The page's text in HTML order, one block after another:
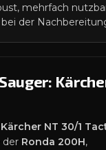
mehrfach
der
Kärcher NT 30/1
der Ronda 200H,